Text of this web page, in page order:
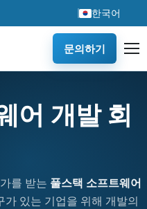
한국어
문의하기
어 개발 회
를 받는 풀스택 소프트웨어
있는 기업을 위해 개발의